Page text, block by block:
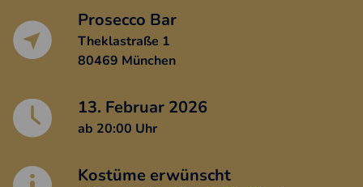
Eckdaten Prosecco Bar
Theklastraße 1
80469 München
13. Februar 2026
ab 20:00 Uhr
Kostüme erwünscht